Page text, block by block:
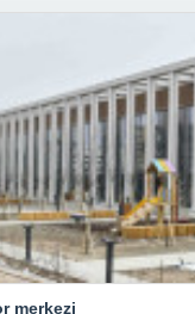
merkezi